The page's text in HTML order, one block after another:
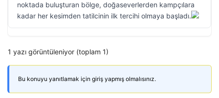
noktada buluşturan bölge, doğaseverlerden kampçılara
kadar her kesimden tatilcinin ilk tercihi olmaya başladı.
1 yazı görüntüleniyor (toplam 1)
Bu konuyu yanıtlamak için giriş yapmış olmalısınız.